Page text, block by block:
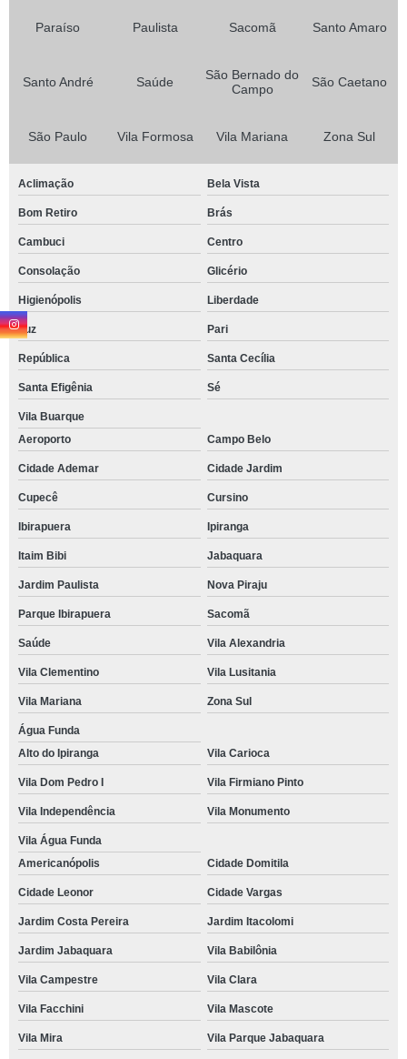
Paraíso Paulista Sacomã Santo Amaro
Santo André Saúde
São Bernado do
Campo
São Caetano
São Paulo Vila Formosa Vila Mariana Zona Sul
Aclimação Bela Vista
Bom Retiro Brás
Cambuci Centro
Consolação Glicério
Higienópolis Liberdade
Luz Pari
República Santa Cecília
Santa Efigênia Sé
Vila Buarque
Aeroporto
Campo Belo
Cidade Ademar Cidade Jardim
Cupecê Cursino
Ibirapuera Ipiranga
Itaim Bibi Jabaquara
Jardim Paulista Nova Piraju
Parque Ibirapuera Sacomã
Saúde Vila Alexandria
Vila Clementino Vila Lusitania
Vila Mariana Zona Sul
Água Funda
Alto do Ipiranga
Vila Carioca
Vila Dom Pedro I Vila Firmiano Pinto
Vila Independência Vila Monumento
Vila Água Funda
Americanópolis
Cidade Domitila
Cidade Leonor Cidade Vargas
Jardim Costa Pereira Jardim Itacolomi
Jardim Jabaquara Vila Babilônia
Vila Campestre Vila Clara
Vila Facchini Vila Mascote
Vila Mira Vila Parque Jabaquara